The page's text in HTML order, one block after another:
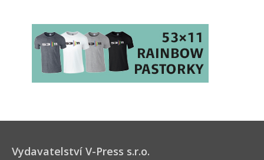
Vydavatelství V-Press s.r.o.